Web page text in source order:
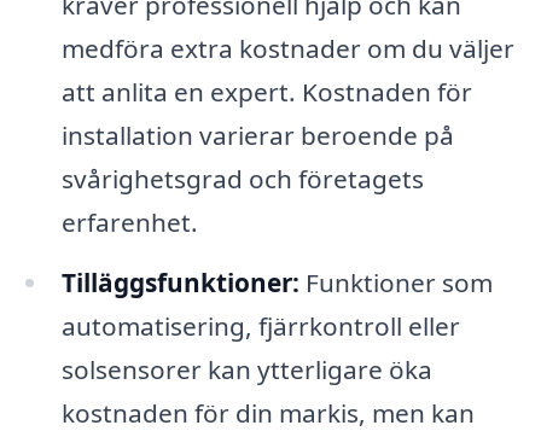
medföra extra kostnader om du väljer
att anlita en expert. Kostnaden för
installation varierar beroende på
svårighetsgrad och företagets
erfarenhet.
Tilläggsfunktioner: Funktioner som
automatisering, fjärrkontroll eller
solsensorer kan ytterligare öka
kostnaden för din markis, men kan